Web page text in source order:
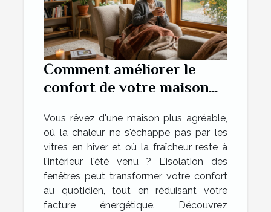
Comment améliorer le
confort de votre maison
isolation des fenêtres ?
Vous rêvez d'une maison plus agréable,
où la chaleur ne s'échappe pas par les
vitres en hiver et où la fraîcheur reste à
l'intérieur l'été venu ? L'isolation des
fenêtres peut transformer votre confort
au quotidien, tout en réduisant votre
facture énergétique. Découvrez